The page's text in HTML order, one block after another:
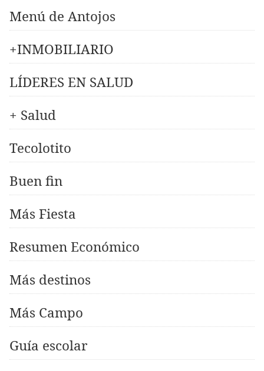
Menú de Antojos
+INMOBILIARIO
LÍDERES EN SALUD
+ Salud
Tecolotito
Buen fin
Más Fiesta
Resumen Económico
Más destinos
Más Campo
Guía escolar